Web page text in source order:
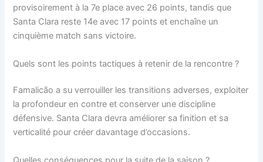
provisoirement à la 7e place avec 26 points, tandis que
Santa Clara reste 14e avec 17 points et enchaîne un
cinquième match sans victoire.
Quels sont les points tactiques à retenir de la rencontre ?
Famalicão a su verrouiller les transitions adverses, exploiter
la profondeur en contre et conserver une discipline
défensive. Santa Clara devra améliorer sa finition et sa
verticalité pour créer davantage d’occasions.